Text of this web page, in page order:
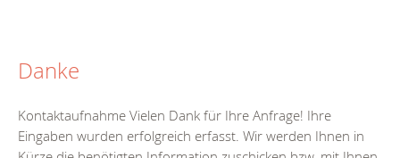
Danke
Kontaktaufnahme Vielen Dank für Ihre Anfrage! Ihre
Eingaben wurden erfolgreich erfasst. Wir werden Ihnen in